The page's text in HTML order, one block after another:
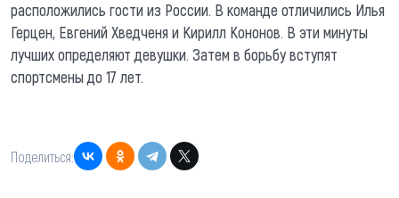
расположились гости из России. В команде отличились Илья
Герцен, Евгений Хведченя и Кирилл Кононов. В эти минуты
лучших определяют девушки. Затем в борьбу вступят
спортсмены до 17 лет.
Поделиться: